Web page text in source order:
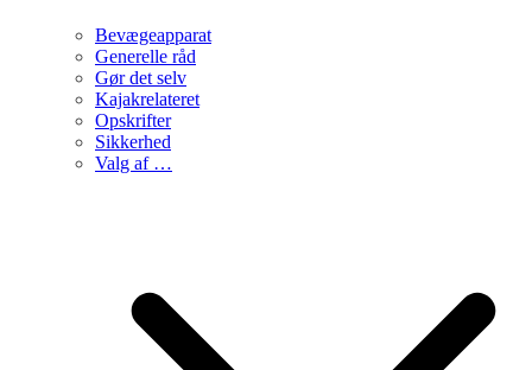
Bevægeapparat
Generelle råd
Gør det selv
Kajakrelateret
Opskrifter
Sikkerhed
Valg af …